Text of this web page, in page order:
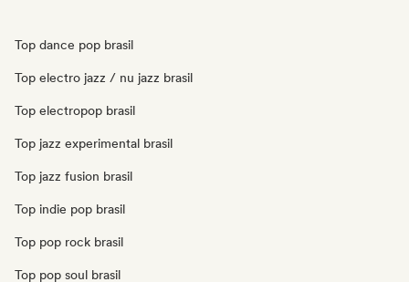
Top dance pop brasil
Top electro jazz / nu jazz brasil
Top electropop brasil
Top jazz experimental brasil
Top jazz fusion brasil
Top indie pop brasil
Top pop rock brasil
Top pop soul brasil